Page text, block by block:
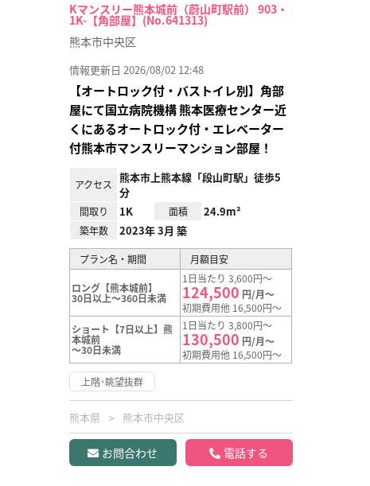
Kマンスリー熊本城前（蔚山町駅前） 903・
1K-【角部屋】(No.641313)
熊本市中央区
情報更新日 2026/08/02 12:48
【オートロック付・バストイレ別】角部
屋にて国立病院機構 熊本医療センター近
くにあるオートロック付・エレベーター
付熊本市マンスリーマンション部屋！
アクセス
熊本市上熊本線「段山町駅」徒歩5
分
間取り 1K 面積 24.9m²
築年数 2023年 3月 築
プラン名・期間 月額目安
ロング【熊本城前】
30日以上～360日未満
1日当たり 3,600円～
124,500 円/月～
初期費用他 16,500円～
ショート【7日以上】熊
本城前
～30日未満
1日当たり 3,800円～
130,500 円/月～
初期費用他 16,500円～
上階･眺望抜群
熊本県 熊本市中央区
お問合わせ 電話する